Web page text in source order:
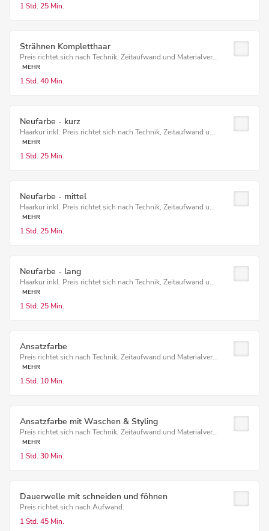
1 Std. 25 Min.
Strähnen Kompletthaar
Preis richtet sich nach Technik, Zeitaufwand und Materialver...
MEHR
1 Std. 40 Min.
Neufarbe - kurz
Haarkur inkl. Preis richtet sich nach Technik, Zeitaufwand u...
MEHR
1 Std. 25 Min.
Neufarbe - mittel
Haarkur inkl. Preis richtet sich nach Technik, Zeitaufwand u...
MEHR
1 Std. 25 Min.
Neufarbe - lang
Haarkur inkl. Preis richtet sich nach Technik, Zeitaufwand u...
MEHR
1 Std. 25 Min.
Ansatzfarbe
Preis richtet sich nach Technik, Zeitaufwand und Materialver...
MEHR
1 Std. 10 Min.
Ansatzfarbe mit Waschen & Styling
Preis richtet sich nach Technik, Zeitaufwand und Materialver...
MEHR
1 Std. 30 Min.
Dauerwelle mit schneiden und föhnen
Preis richtet sich nach Aufwand.
1 Std. 45 Min.